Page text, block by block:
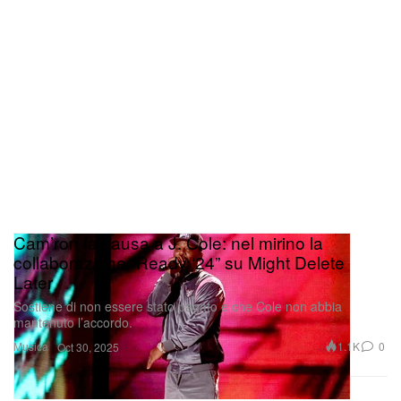
Musica
Cam’ron fa causa a J. Cole: nel mirino la
collaborazione “Ready ‘24” su Might Delete
Later
Sostiene di non essere stato pagato e che Cole non abbia
mantenuto l’accordo.
Oct 30, 2025 1.1K 0